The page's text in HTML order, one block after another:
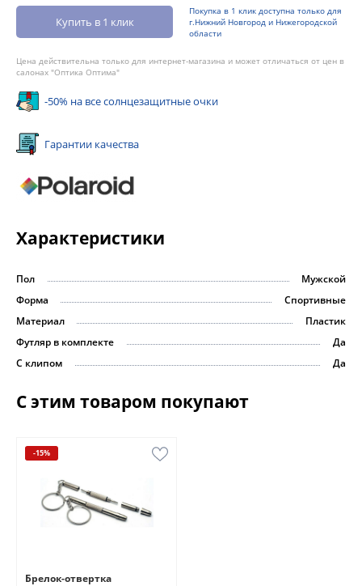
Купить в 1 клик
Покупка в 1 клик доступна только для
г.Нижний Новгород и Нижегородской
области
Цена действительна только для интернет-магазина и может отличаться от цен в
салонах "Оптика Оптима"
-50% на все солнцезащитные очки
Гарантии качества
Характеристики
Пол
Мужской
Форма
Спортивные
Материал
Пластик
Футляр в комплекте
Да
С клипом
Да
С этим товаром покупают
-15%
Брелок-отвертка